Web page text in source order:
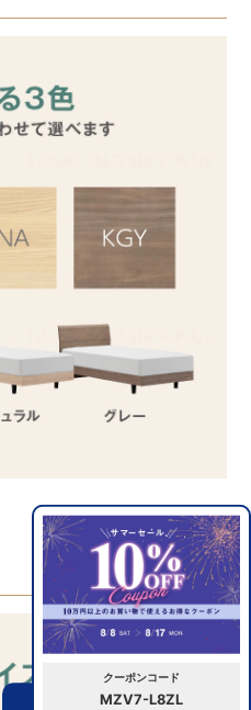
クーポンコード
MZV7-L8ZL